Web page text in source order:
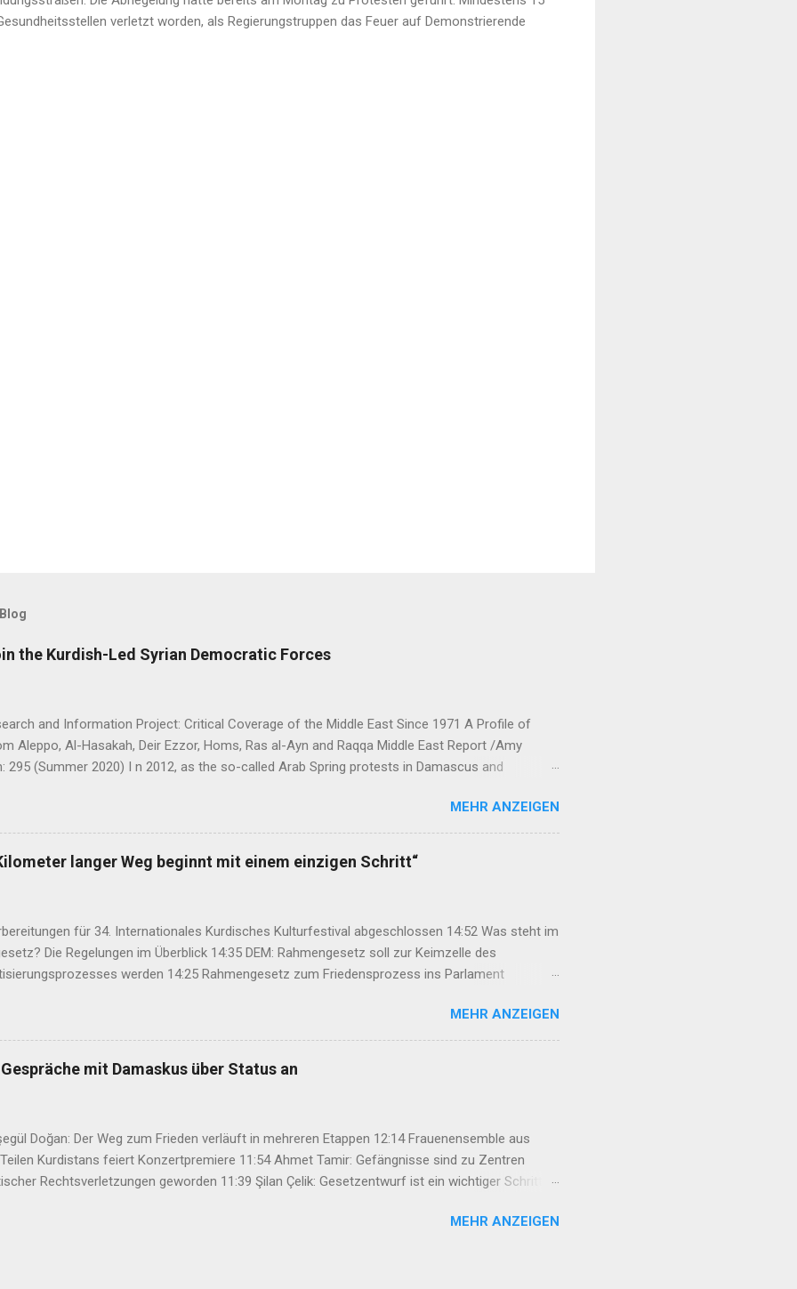
verletzt worden, als Regierungstruppen das Feuer auf Demonstrierende
the Kurdish-Led Syrian Democratic Forces
and Information Project: Critical Coverage of the Middle East Since 1971 A Profile of
Aleppo, Al-Hasakah, Deir Ezzor, Homs, Ras al-Ayn and Raqqa Middle East Report /Amy
295 (Summer 2020) I n 2012, as the so-called Arab Spring protests in Damascus and
guns on rebels in the south. Into the vacuum stepped the Democratic Union Party (Partiya
or PYD) and their armed wing, the People’s Protection Units (Yekîneyên Parastina Gel, or YPG)
Autonomous Administration in three cantons: Afrin, Kobane and Jazira.
the three cantons that declared self-rule were not even connected to each o...
MEHR ANZEIGEN
langer Weg beginnt mit einem einzigen Schritt“
für 34. Internationales Kurdisches Kulturfestival abgeschlossen 14:52 Was steht im
Die Regelungen im Überblick 14:35 DEM: Rahmengesetz soll zur Keimzelle des
werden 14:25 Rahmengesetz zum Friedensprozess ins Parlament
aus Rojhilat stirbt vor UNHCR-Büro in Hewlêr 11:28 Volksrat von Mexmûr: Organisierung
Großangriff des IS 11:03 Bahçeli: Abdullah Öcalan muss das Recht auf Hoffnung erhalten
Demir: Demokratische Lösung stärkt auch die Arbeiterklasse in der Türkei 22:47 Syrische
MEHR ANZEIGEN
mit Damaskus über Status an
Doğan: Der Weg zum Frieden verläuft in mehreren Etappen 12:14 Frauenensemble aus
Kurdistans feiert Konzertpremiere 11:54 Ahmet Tamir: Gefängnisse sind zu Zentren
Rechtsverletzungen geworden 11:39 Şilan Çelik: Gesetzentwurf ist ein wichtiger Schritt
Problem, sondern eine gesellschaftliche Herausforderung“ 15:14 Vorbereitungen für 34.
MEHR ANZEIGEN